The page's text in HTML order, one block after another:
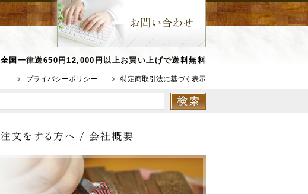
全国一律送650円12,000円以上お買い上げで送料無料
プライバシーポリシー 特定商取引法に基づく表示